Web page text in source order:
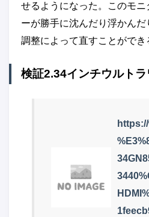
せるようになった。このモ
ーが勝手に沈んだり浮かん
調整によって直すことができ
検証2.34インチウルト